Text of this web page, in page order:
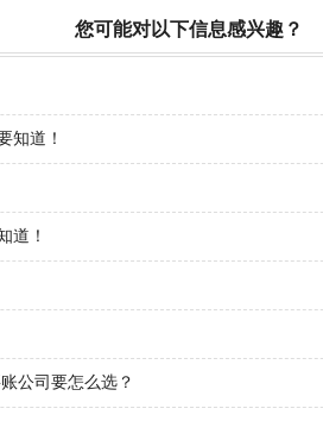
您可能对以下信息感兴趣？
知道！
道！
公司要怎么选？